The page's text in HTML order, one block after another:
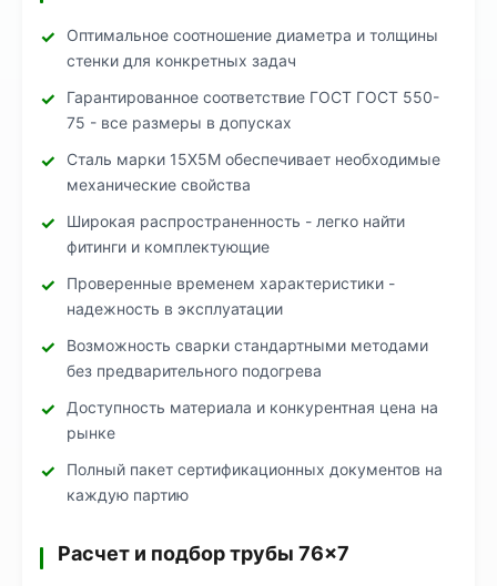
Оптимальное соотношение диаметра и толщины
стенки для конкретных задач
Гарантированное соответствие ГОСТ ГОСТ 550-
75 - все размеры в допусках
Сталь марки 15Х5М обеспечивает необходимые
механические свойства
Широкая распространенность - легко найти
фитинги и комплектующие
Проверенные временем характеристики -
надежность в эксплуатации
Возможность сварки стандартными методами
без предварительного подогрева
Доступность материала и конкурентная цена на
рынке
Полный пакет сертификационных документов на
каждую партию
Расчет и подбор трубы 76×7